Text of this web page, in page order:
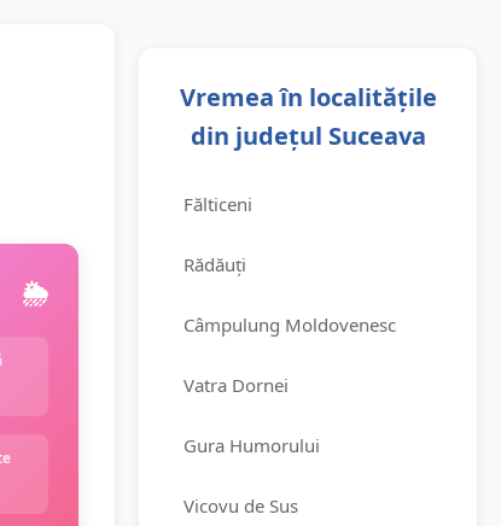
🌦️
Vremea în localitățile
din județul Suceava
Fălticeni
Rădăuți
Câmpulung Moldovenesc
Vatra Dornei
Gura Humorului
Vicovu de Sus